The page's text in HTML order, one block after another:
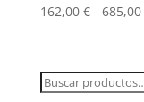
162,00 € - 685,00
Buscar